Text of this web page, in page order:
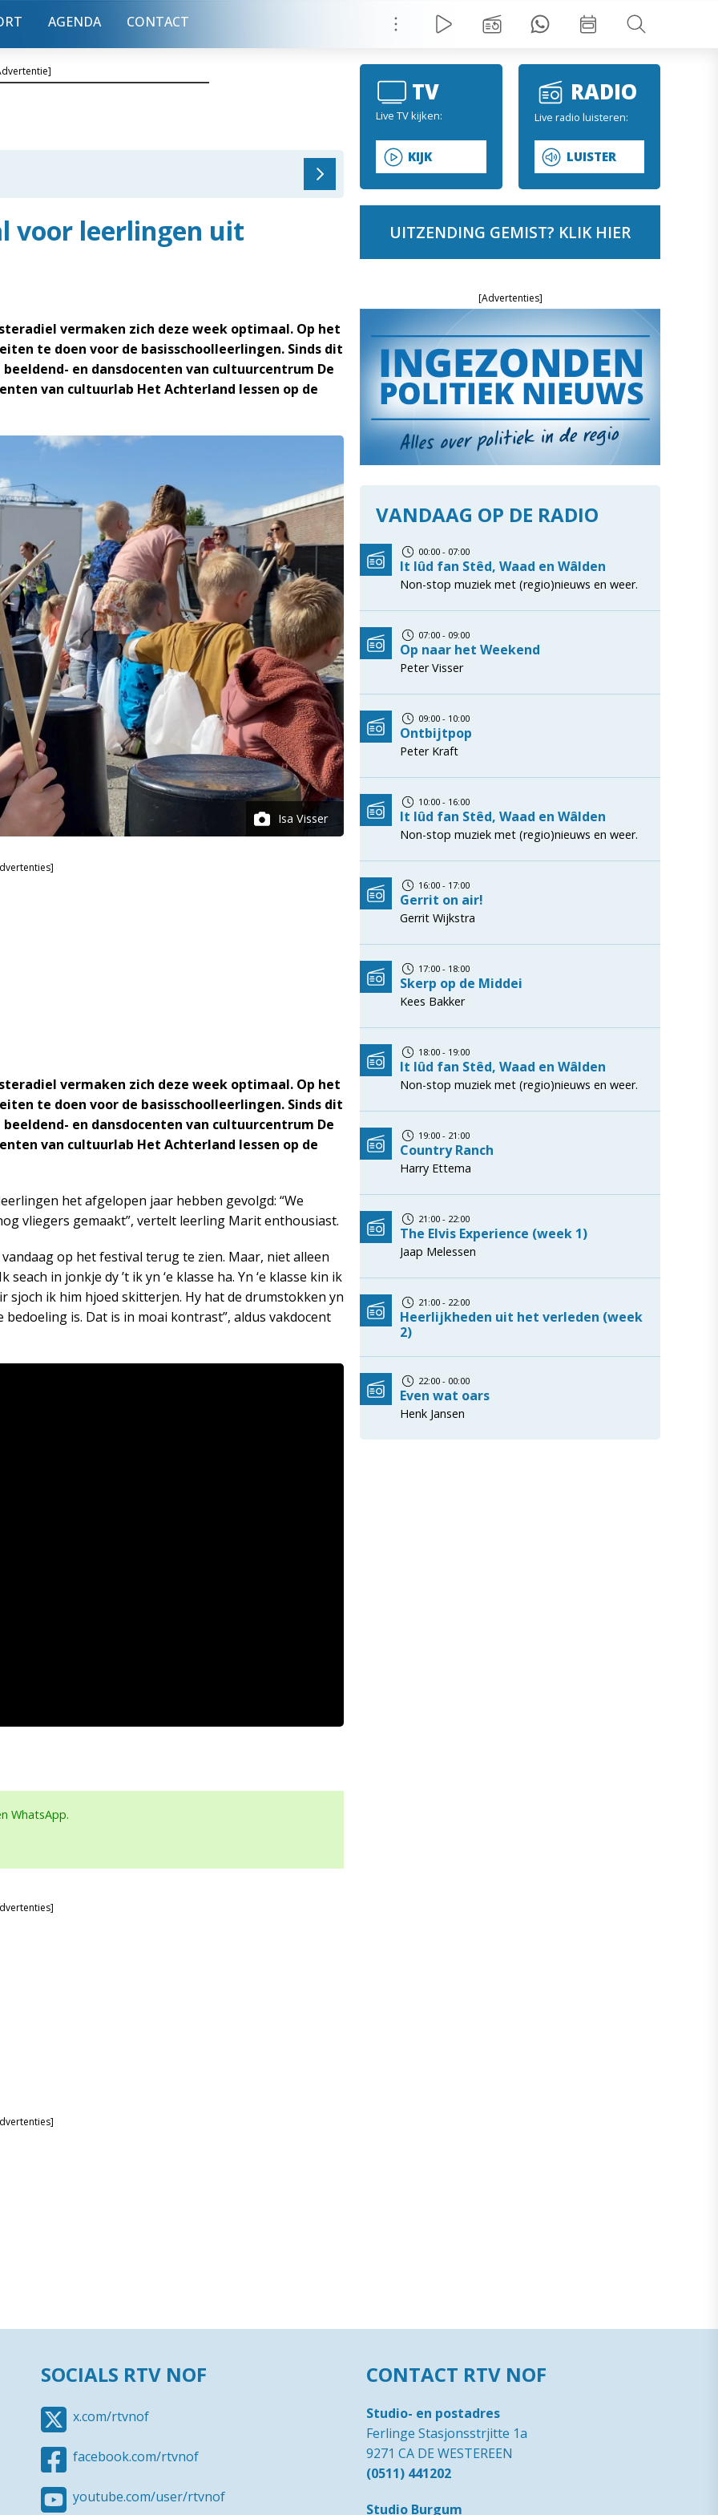
AGENDA CONTACT
voor leerlingen uit
vermaken zich deze week optimaal. Op het
te doen voor de basisschoolleerlingen. Sinds dit
en dansdocenten van cultuurcentrum De
van cultuurlab Het Achterland lessen op de
Isa Visser
vermaken zich deze week optimaal. Op het
te doen voor de basisschoolleerlingen. Sinds dit
en dansdocenten van cultuurcentrum De
van cultuurlab Het Achterland lessen op de
het afgelopen jaar hebben gevolgd: “We
vliegers gemaakt”, vertelt leerling Marit enthousiast.
op het festival terug te zien. Maar, niet alleen
in jonkje dy ’t ik yn ‘e klasse ha. Yn ‘e klasse kin ik
sjoch ik him hjoed skitterjen. Hy hat de drumstokken yn
is. Dat is in moai kontrast”, aldus vakdocent
WhatsApp.
TV
Live TV kijken:
KIJK
RADIO
Live radio luisteren:
LUISTER
UITZENDING GEMIST? KLIK HIER
[Advertenties]
VANDAAG OP DE RADIO
00:00 - 07:00
It lûd fan Stêd, Waad en Wâlden
Non-stop muziek met (regio)nieuws en weer.
07:00 - 09:00
Op naar het Weekend
Peter Visser
09:00 - 10:00
Ontbijtpop
Peter Kraft
10:00 - 16:00
It lûd fan Stêd, Waad en Wâlden
Non-stop muziek met (regio)nieuws en weer.
16:00 - 17:00
Gerrit on air!
Gerrit Wijkstra
17:00 - 18:00
Skerp op de Middei
Kees Bakker
18:00 - 19:00
It lûd fan Stêd, Waad en Wâlden
Non-stop muziek met (regio)nieuws en weer.
19:00 - 21:00
Country Ranch
Harry Ettema
21:00 - 22:00
The Elvis Experience (week 1)
Jaap Melessen
21:00 - 22:00
Heerlijkheden uit het verleden (week
2)
22:00 - 00:00
Even wat oars
Henk Jansen
SOCIALS RTV NOF
x.com/rtvnof
facebook.com/rtvnof
youtube.com/user/rtvnof
CONTACT RTV NOF
Studio- en postadres
Ferlinge Stasjonsstrjitte 1a
9271 CA DE WESTEREEN
(0511) 441202
Studio Burgum